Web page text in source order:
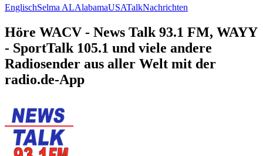
EnglischSelma ALAlabamaUSATalkNachrichten
Höre WACV - News Talk 93.1 FM, WAYY
- SportTalk 105.1 und viele andere
Radiosender aus aller Welt mit der
radio.de-App